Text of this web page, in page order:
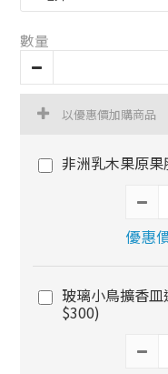
數量
以優惠價加購商品
非洲乳木果原
優惠
玻璃小鳥擴香
$300)